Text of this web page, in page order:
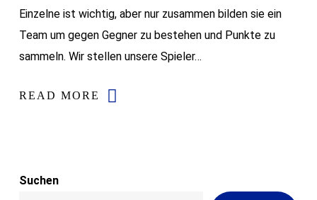
Einzelne ist wichtig, aber nur zusammen bilden sie ein
Team um gegen Gegner zu bestehen und Punkte zu
sammeln. Wir stellen unsere Spieler…
READ MORE
Suchen